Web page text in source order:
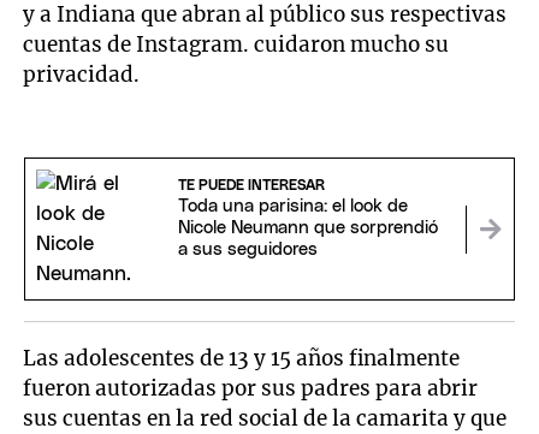
y a Indiana que abran al público sus respectivas
cuentas de Instagram. cuidaron mucho su
privacidad.
TE PUEDE INTERESAR
Toda una parisina: el look de
Nicole Neumann que sorprendió
a sus seguidores
Las adolescentes de 13 y 15 años finalmente
fueron autorizadas por sus padres para abrir
sus cuentas en la red social de la camarita y que